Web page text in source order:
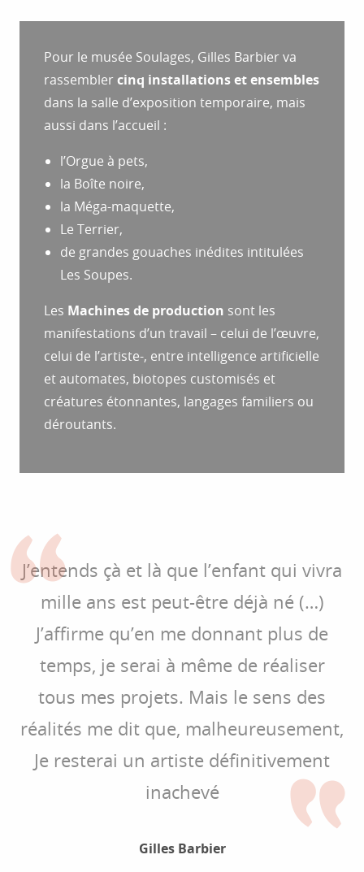
Pour le musée Soulages, Gilles Barbier va
rassemblercinq installations et ensembles
dans la salle d’exposition temporaire, mais
aussi dans l’accueil :
l’Orgue à pets,
la Boîte noire,
la Méga-maquette,
Le Terrier,
de grandes gouaches inédites intitulées
Les Soupes.
Les Machines de production sont les
manifestations d’un travail – celui de l’œuvre,
celui de l’artiste-, entre intelligence artificielle
et automates, biotopes customisés et
créatures étonnantes, langages familiers ou
déroutants.
J’entends çà et là que l’enfant qui vivra
mille ans est peut-être déjà né (…)
J’affirme qu’en me donnant plus de
temps, je serai à même de réaliser
tous mes projets. Mais le sens des
réalités me dit que, malheureusement,
Je resterai un artiste définitivement
inachevé
Gilles Barbier